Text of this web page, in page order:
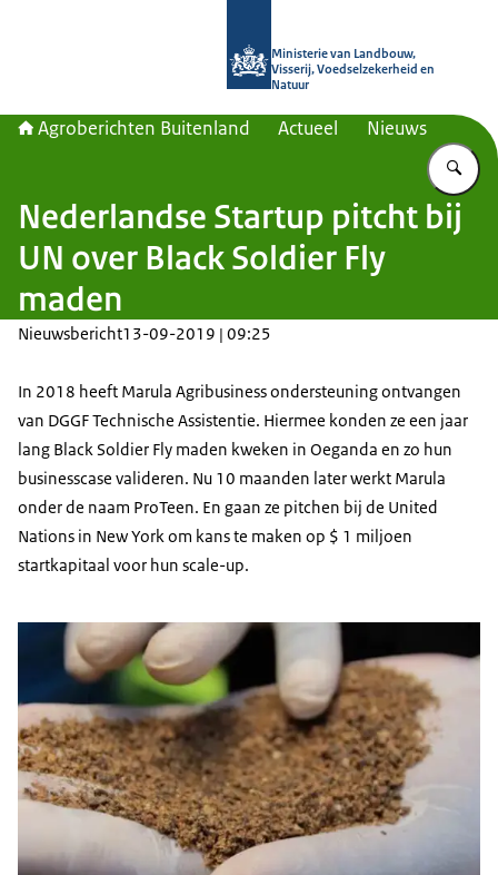
Ministerie van Landbouw,
Visserij, Voedselzekerheid en
Natuur
Agroberichten Buitenland Actueel Nieuws
Nederlandse Startup pitcht bij
UN over Black Soldier Fly
maden
Nieuwsbericht13-09-2019 | 09:25
In 2018 heeft Marula Agribusiness ondersteuning ontvangen
van DGGF Technische Assistentie. Hiermee konden ze een jaar
lang Black Soldier Fly maden kweken in Oeganda en zo hun
businesscase valideren. Nu 10 maanden later werkt Marula
onder de naam ProTeen. En gaan ze pitchen bij de United
Nations in New York om kans te maken op $ 1 miljoen
startkapitaal voor hun scale-up.